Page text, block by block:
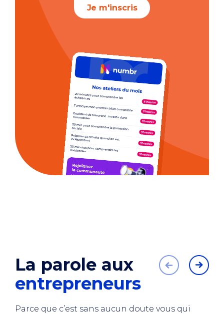
Je m'inscris
La parole aux
entrepreneurs
Parce que c’est sans aucun doute vous qui